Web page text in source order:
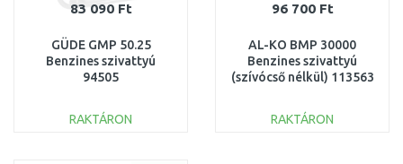
83 090 Ft
GÜDE GMP 50.25
Benzines szivattyú
94505
RAKTÁRON
96 700 Ft
AL-KO BMP 30000
Benzines szivattyú
(szívócső nélkül) 113563
RAKTÁRON